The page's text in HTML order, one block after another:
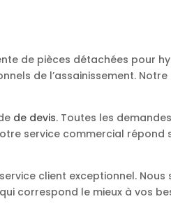
de pièces détachées pour
de l’assainissement.
de devis. Toutes les
service commercial
client exceptionnel.
correspond le mieux à vos